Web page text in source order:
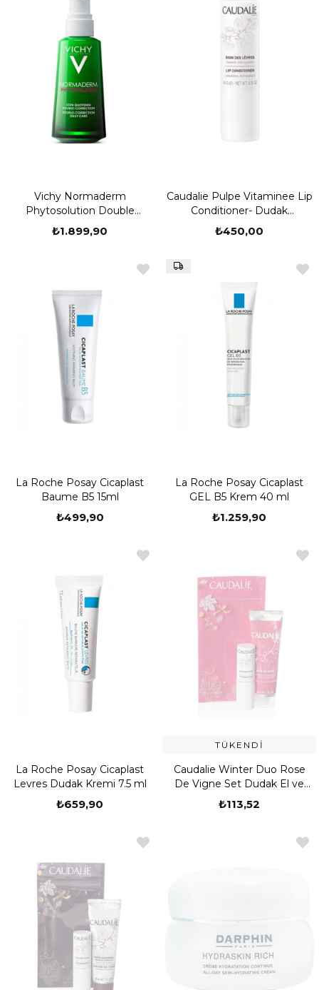
Vichy Normaderm
Phytosolution Double
Correction Daily Care 50 ml
₺1.899,90
Caudalie Pulpe Vitaminee Lip
Conditioner- Dudak
Koruyucu 4g
₺450,00
La Roche Posay Cicaplast
Baume B5 15ml
₺499,90
La Roche Posay Cicaplast
GEL B5 Krem 40 ml
₺1.259,90
La Roche Posay Cicaplast
Levres Dudak Kremi 7.5 ml
₺659,90
TÜKENDI
Caudalie Winter Duo Rose
De Vigne Set Dudak El ve
Tırnak Bakım Seti 30 ml
₺113,52